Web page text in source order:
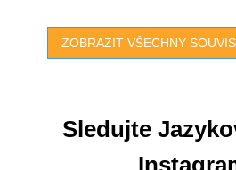
ZOBRAZIT VŠECHNY
Sledujte